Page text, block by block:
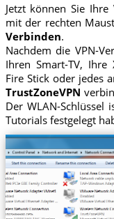
Jetzt können Sie Ihre
mit der rechten
Verbinden.
Nachdem die VPN-
Ihren Smart-TV, Ihre
Fire Stick oder jedes
TrustZoneVPN
Der WLAN-
Tutorials festgelegt